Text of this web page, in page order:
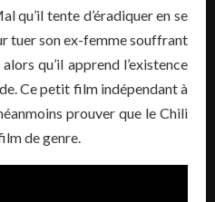
qu’il tente d’éradiquer en se
tuer son ex-femme souffrant
qu’il apprend l’existence
Ce petit film indépendant à
prouver que le Chili
de genre.